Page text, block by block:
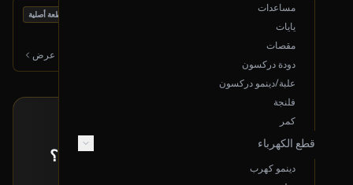
مساعدات
يايات
مقصات
دودة دركسون
علبة/دينمو دركسون
فلنجة
كمر
قطع الكهرباء
دينمو كهرب
قطعة أصلية
عرض
ما حصلت القطعة اللي تدورها معروضة؟